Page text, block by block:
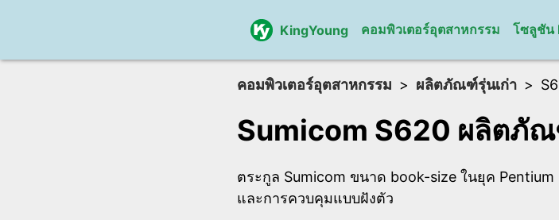
KingYoung คอมพิวเตอร์อุตสาหกรรม โซลูชัน
คอมพิวเตอร์อุตสาหกรรม ผลิตภัณฑ์รุ่นเก่า
Sumicom S620 ผลิตภัณ
ตระกูล Sumicom ขนาด book-size ในยุค
และการควบคุมแบบฝังตัว